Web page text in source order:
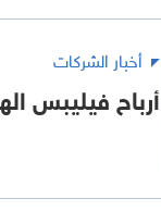
أخبار الشركات
أرباح فيليبس الهولندية تقفز